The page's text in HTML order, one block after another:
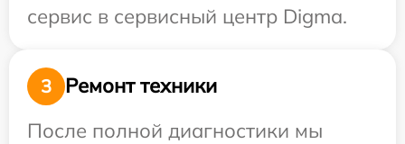
сервис в сервисный центр Digma.
3
Ремонт техники
После полной диагностики мы